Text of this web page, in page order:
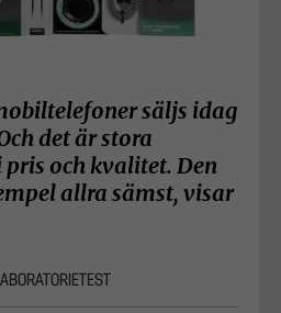
säljs idag
det är stora
och kvalitet. Den
allra sämst, visar